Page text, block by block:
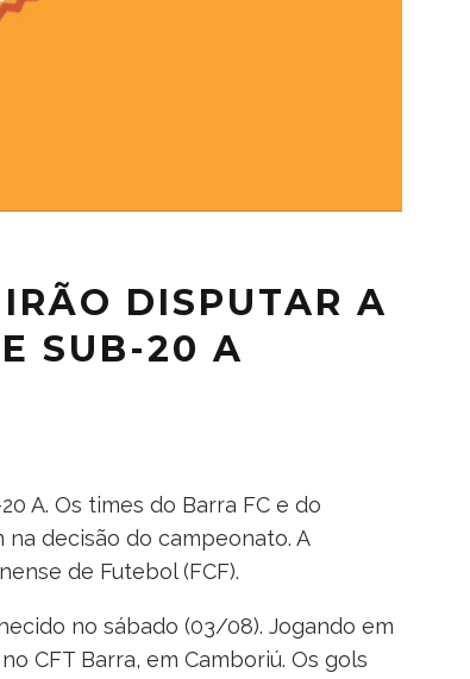
DISPUTAR A
SUB-20 A
A. Os times do Barra FC e do
na decisão do campeonato. A
de Futebol (FCF).
no sábado (03/08). Jogando em
CFT Barra, em Camboriú. Os gols